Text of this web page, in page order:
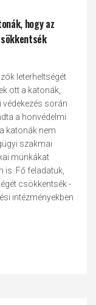
hogy az
leterheltségét
ott a katonák,
során
a honvédelmi
katonák nem
szakmai
munkákat
is. Fő feladatuk,
csökkentsék -
intézményekben